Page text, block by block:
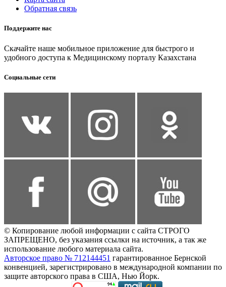
Обратная связь
Поддержите нас
Скачайте наше мобильное приложение для быстрого и
удобного доступа к Медицинскому порталу Казахстана
Социальные сети
© Копирование любой информации с сайта СТРОГО
ЗАПРЕЩЕНО, без указания ссылки на источник, а так же
использование любого материала сайта.
Авторское право № 712144451 гарантированное Бернской
конвенцией, зарегистрировано в международной компании по
защите авторского права в США, Нью Йорк.